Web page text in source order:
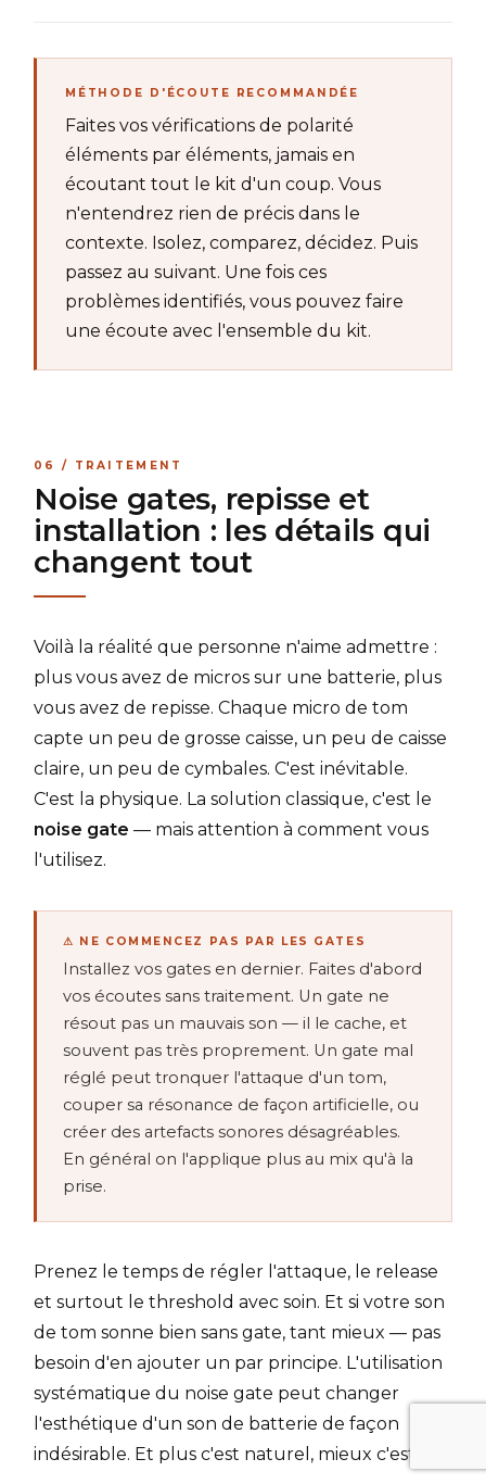
MÉTHODE D'ÉCOUTE RECOMMANDÉE
Faites vos vérifications de polarité
éléments par éléments, jamais en
écoutant tout le kit d'un coup. Vous
n'entendrez rien de précis dans le
contexte. Isolez, comparez, décidez. Puis
passez au suivant. Une fois ces
problèmes identifiés, vous pouvez faire
une écoute avec l'ensemble du kit.
06 / TRAITEMENT
Noise gates, repisse et
installation : les détails qui
changent tout
Voilà la réalité que personne n'aime admettre :
plus vous avez de micros sur une batterie, plus
vous avez de repisse. Chaque micro de tom
capte un peu de grosse caisse, un peu de caisse
claire, un peu de cymbales. C'est inévitable.
C'est la physique. La solution classique, c'est le
noise gate — mais attention à comment vous
l'utilisez.
⚠ NE COMMENCEZ PAS PAR LES GATES
Installez vos gates en dernier. Faites d'abord
vos écoutes sans traitement. Un gate ne
résout pas un mauvais son — il le cache, et
souvent pas très proprement. Un gate mal
réglé peut tronquer l'attaque d'un tom,
couper sa résonance de façon artificielle, ou
créer des artefacts sonores désagréables.
En général on l'applique plus au mix qu'à la
prise.
Prenez le temps de régler l'attaque, le release
et surtout le threshold avec soin. Et si votre son
de tom sonne bien sans gate, tant mieux — pas
besoin d'en ajouter un par principe. L'utilisation
systématique du noise gate peut changer
l'esthétique d'un son de batterie de façon
indésirable. Et plus c'est naturel, mieux c'est